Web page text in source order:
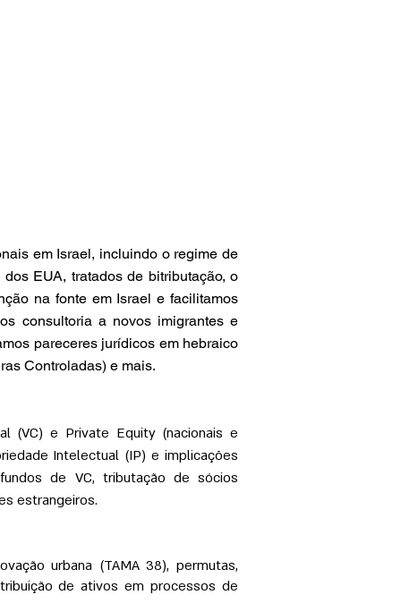
em Israel, incluindo o regime de
EUA, tratados de bitributação, o
na fonte em Israel e facilitamos
consultoria a novos imigrantes e
pareceres jurídicos em hebraico
Controladas) e mais.
(VC) e Private Equity (nacionais e
Intelectual (IP) e implicações
de VC, tributação de sócios
estrangeiros.
urbana (TAMA 38), permutas,
de ativos em processos de